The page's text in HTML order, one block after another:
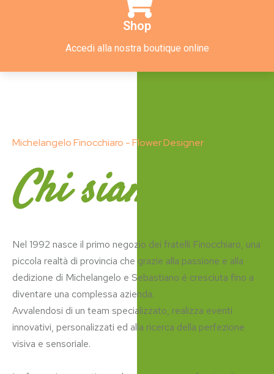
Shop
Accedi alla nostra boutique online
Michelangelo Finocchiaro - Flower Designer
Chi siamo
Nel 1992 nasce il primo negozio dei fratelli Finocchiaro, una
piccola realtà di provincia che grazie alla passione e alla
dedizione di Michelangelo e Sebastiano é cresciuta fino a
diventare una complessa azienda.
Avvalendosi di un team specializzato, realizza eventi
innovativi, personalizzati ed alla ricerca della perfezione
visiva e sensoriale.